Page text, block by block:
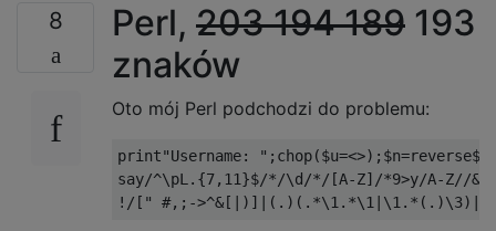
8 Perl, 203194189 193
znaków
Oto mój Perl podchodzi do problemu:
print"Username:
say/^\pL.{7,11}$/*/\d/*/[A-Z]/*9>y/A-Z//